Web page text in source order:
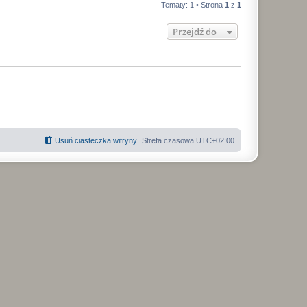
n
Tematy: 1 • Strona 1 z 1
Przejdź do
Strefa czasowa UTC+02:00
Usuń ciasteczka witryny